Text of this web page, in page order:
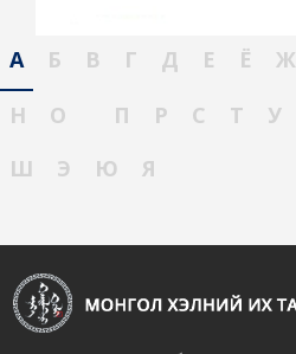
А Б В Г Д Е Ё Ж
Н
О П Р С Т У
Ш
Э Ю Я